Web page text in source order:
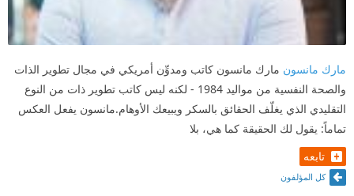
مارك مانسون مارك مانسون كاتب ومدوِّن أمريكي في مجال تطوير الذات
والصحة النفسية من مواليد 1984 - لكنه ليس كاتب تطوير ذات من النوع
التقليدي الذي يغلّف الحقائق بالسكر ويبيعك الأوهام.مانسون يفعل العكس
تماماً: يقول لك الحقيقة كما هي، بلا
تابعه
كل المؤلفون